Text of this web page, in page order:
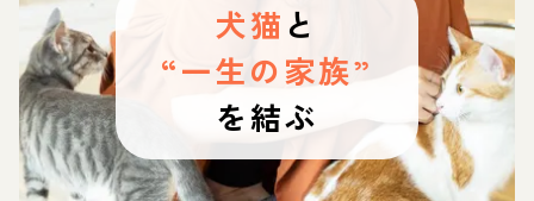
犬猫 と
“一生の家族”
を結ぶ